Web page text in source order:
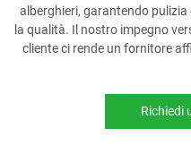
alberghieri, garantendo
la qualità. Il nostro impegno
cliente ci rende un fornitore
Richiedi